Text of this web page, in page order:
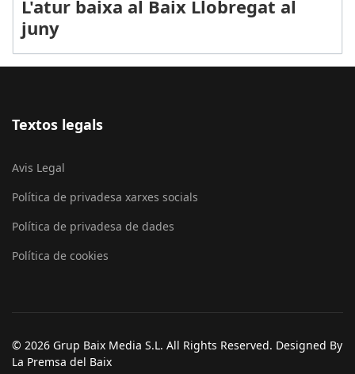
L'atur baixa al Baix Llobregat al
juny
Textos legals
Avis Legal
Política de privadesa xarxes socials
Política de privadesa de dades
Política de cookies
© 2026 Grup Baix Media S.L. All Rights Reserved. Designed By
La Premsa del Baix